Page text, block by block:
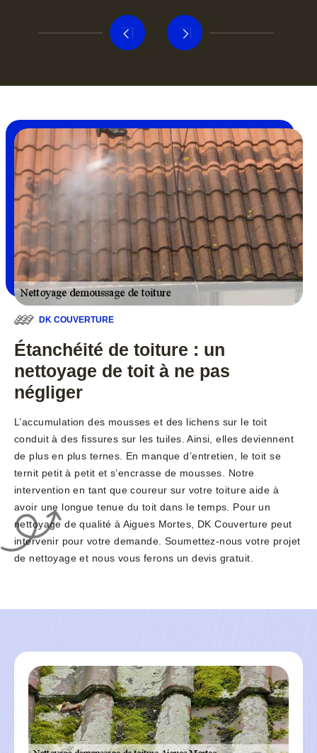
DK COUVERTURE
Étanchéité de toiture : un
nettoyage de toit à ne pas
négliger
L’accumulation des mousses et des lichens sur le toit
conduit à des fissures sur les tuiles. Ainsi, elles deviennent
de plus en plus ternes. En manque d’entretien, le toit se
ternit petit à petit et s’encrasse de mousses. Notre
intervention en tant que coureur sur votre toiture aide à
avoir une longue tenue du toit dans le temps. Pour un
nettoyage de qualité à Aigues Mortes, DK Couverture peut
intervenir pour votre demande. Soumettez-nous votre projet
de nettoyage et nous vous ferons un devis gratuit.